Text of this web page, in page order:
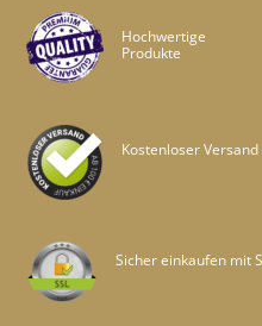
Hochwertige
Produkte
Kostenloser
Sicher einkaufen mit